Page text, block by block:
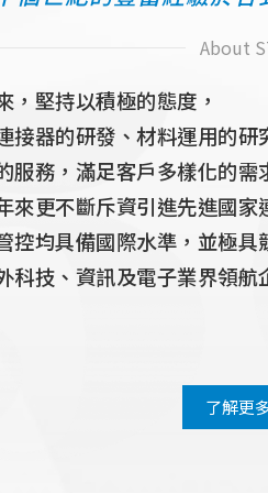
About
，堅持以積極的態度，
接器的研發、材料運用的
服務，滿足客戶多樣化的需
來更不斷斥資引進先進國
控均具備國際水準，並極具
科技、資訊及電子業界領
了解更